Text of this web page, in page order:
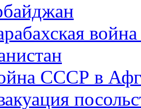
СССР в